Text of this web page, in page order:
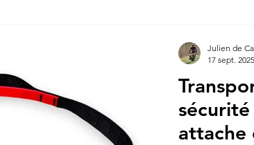
attache
Julien de
17 sept. 2025